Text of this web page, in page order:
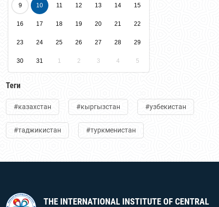
9 10 11 12 13 14 15
16 17 18 19 20 21 22
23 24 25 26 27 28 29
30 31 1 2 3 4 5
Теги
#казахстан #кыргызстан #узбекистан
#таджикистан #туркменистан
THE INTERNATIONAL INSTITUTE OF CENTRAL